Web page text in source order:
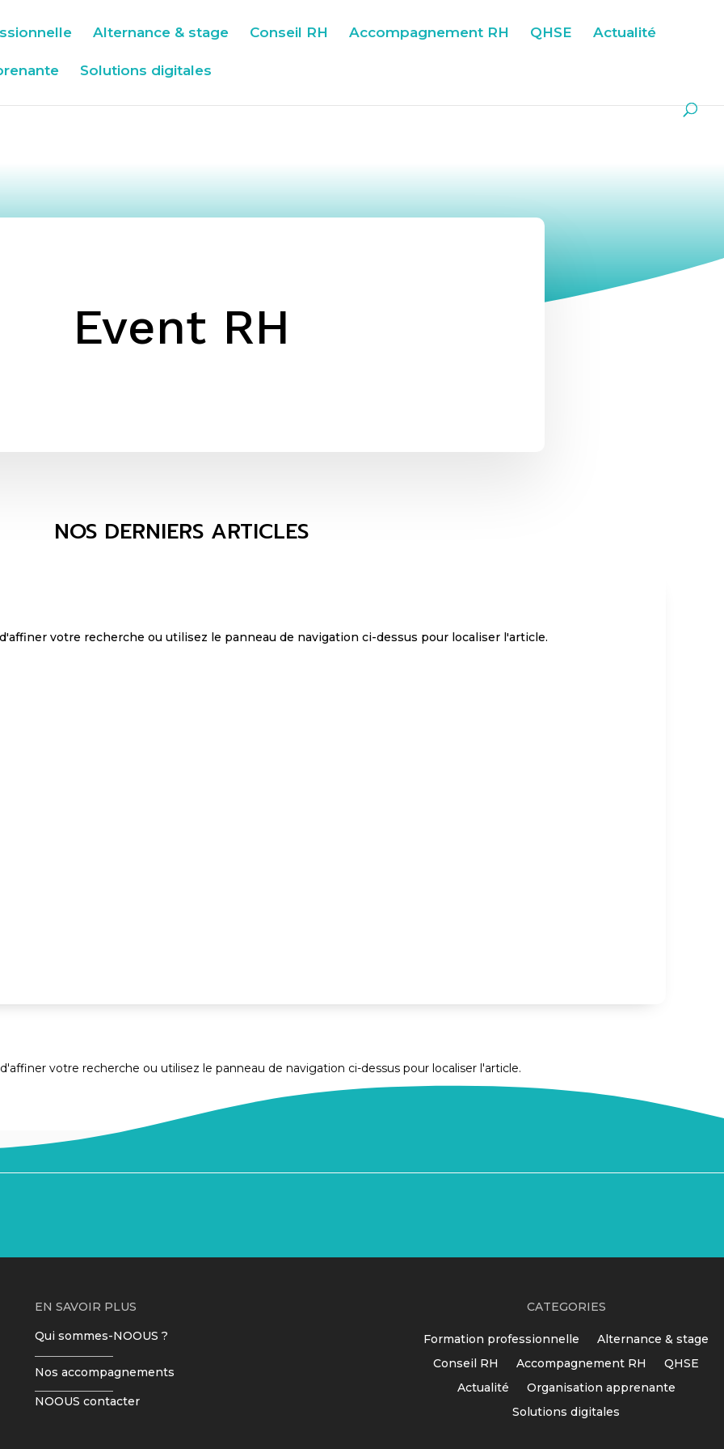
Alternance & stage Conseil RH Accompagnement RH QHSE Actualité
Solutions digitales
Event RH
NOS DERNIERS ARTICLES
votre recherche ou utilisez le panneau de navigation ci-dessus pour localiser l'article.
votre recherche ou utilisez le panneau de navigation ci-dessus pour localiser l'article.
EN SAVOIR PLUS
Qui sommes-NOOUS ?
Nos accompagnements
NOOUS contacter
CATEGORIES
Formation professionnelle
Alternance & stage
Conseil RH
Accompagnement RH
QHSE
Actualité
Organisation apprenante
Solutions digitales